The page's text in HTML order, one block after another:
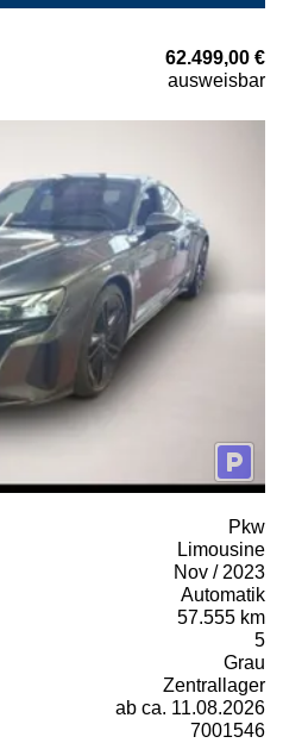
62.499,00 €
ausweisbar
Pkw
Limousine
Nov / 2023
Automatik
57.555 km
5
Grau
Zentrallager
ab ca. 11.08.2026
7001546